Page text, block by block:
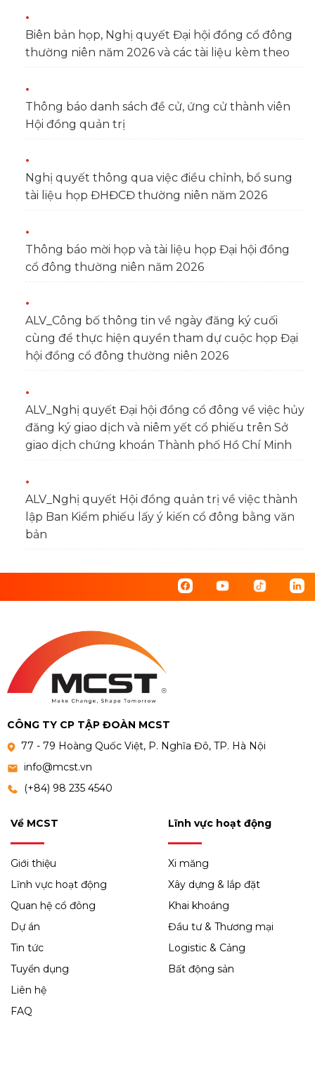
Biên bản họp, Nghị quyết Đại hội đồng cổ đông
thường niên năm 2026 và các tài liệu kèm theo
Thông báo danh sách đề cử, ứng cử thành viên
Hội đồng quản trị
Nghị quyết thông qua việc điều chỉnh, bổ sung
tài liệu họp ĐHĐCĐ thường niên năm 2026
Thông báo mời họp và tài liệu họp Đại hội đồng
cổ đông thường niên năm 2026
ALV_Công bố thông tin về ngày đăng ký cuối
cùng để thực hiện quyền tham dự cuộc họp Đại
hội đồng cổ đông thường niên 2026
ALV_Nghị quyết Đại hội đồng cổ đông về việc hủy
đăng ký giao dịch và niêm yết cổ phiếu trên Sở
giao dịch chứng khoán Thành phố Hồ Chí Minh
ALV_Nghị quyết Hội đồng quản trị về việc thành
lập Ban Kiểm phiếu lấy ý kiến cổ đông bằng văn
bản
CÔNG TY CP TẬP ĐOÀN MCST
77 - 79 Hoàng Quốc Việt, P. Nghĩa Đô, TP. Hà Nội
info@mcst.vn
(+84) 98 235 4540
Về MCST
Giới thiệu
Lĩnh vực hoạt động
Quan hệ cổ đông
Dự án
Tin tức
Tuyển dụng
Liên hệ
FAQ
Lĩnh vực hoạt động
Xi măng
Xây dựng & lắp đặt
Khai khoáng
Đầu tư & Thương mại
Logistic & Cảng
Bất động sản